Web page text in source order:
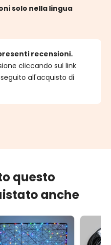
solo nella lingua
recensioni.
cliccando sul link
all'acquisto di
questo
anche